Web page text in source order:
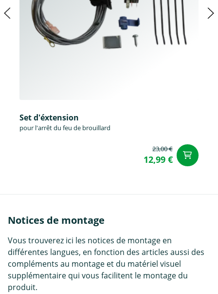
Set d'éxtension
pour l'arrêt du feu de brouillard
23,00 €
12,99 €
Notices de montage
Vous trouverez ici les notices de montage en
différentes langues, en fonction des articles aussi des
compléments au montage et du matériel visuel
supplémentaire qui vous facilitent le montage du
produit.